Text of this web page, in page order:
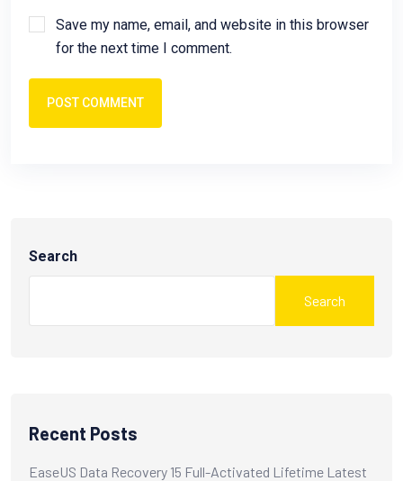
Save my name, email, and website in this browser
for the next time I comment.
POST COMMENT
Search
Search
Recent Posts
EaseUS Data Recovery 15 Full-Activated Lifetime Latest